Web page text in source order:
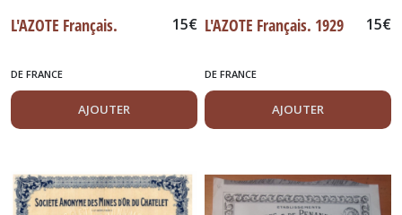
L'AZOTE Français. 15€
DE FRANCE
AJOUTER
L'AZOTE Français. 1929 15€
DE FRANCE
AJOUTER